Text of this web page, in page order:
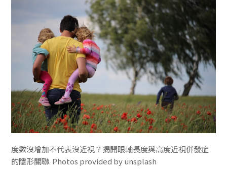
度數沒增加不代表沒近視？揭開眼軸長度與高度近視併發症
的隱形關聯. Photos provided by unsplash